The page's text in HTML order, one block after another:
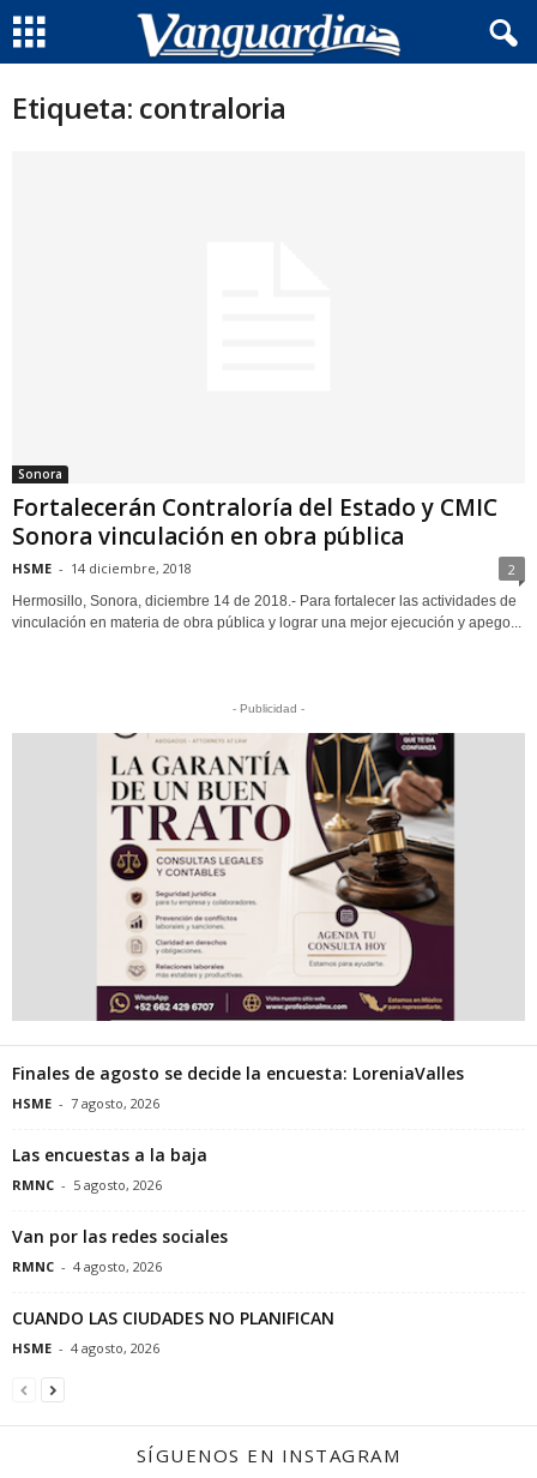
Etiqueta: contraloria
Sonora
Fortalecerán Contraloría del Estado y CMIC
Sonora vinculación en obra pública
HSME - 14 diciembre, 2018 2
Hermosillo, Sonora, diciembre 14 de 2018.- Para fortalecer las actividades de
vinculación en materia de obra pública y lograr una mejor ejecución y apego...
- Publicidad -
Finales de agosto se decide la encuesta: LoreniaValles
HSME - 7 agosto, 2026
Las encuestas a la baja
RMNC - 5 agosto, 2026
Van por las redes sociales
RMNC - 4 agosto, 2026
CUANDO LAS CIUDADES NO PLANIFICAN
HSME - 4 agosto, 2026
SÍGUENOS EN INSTAGRAM